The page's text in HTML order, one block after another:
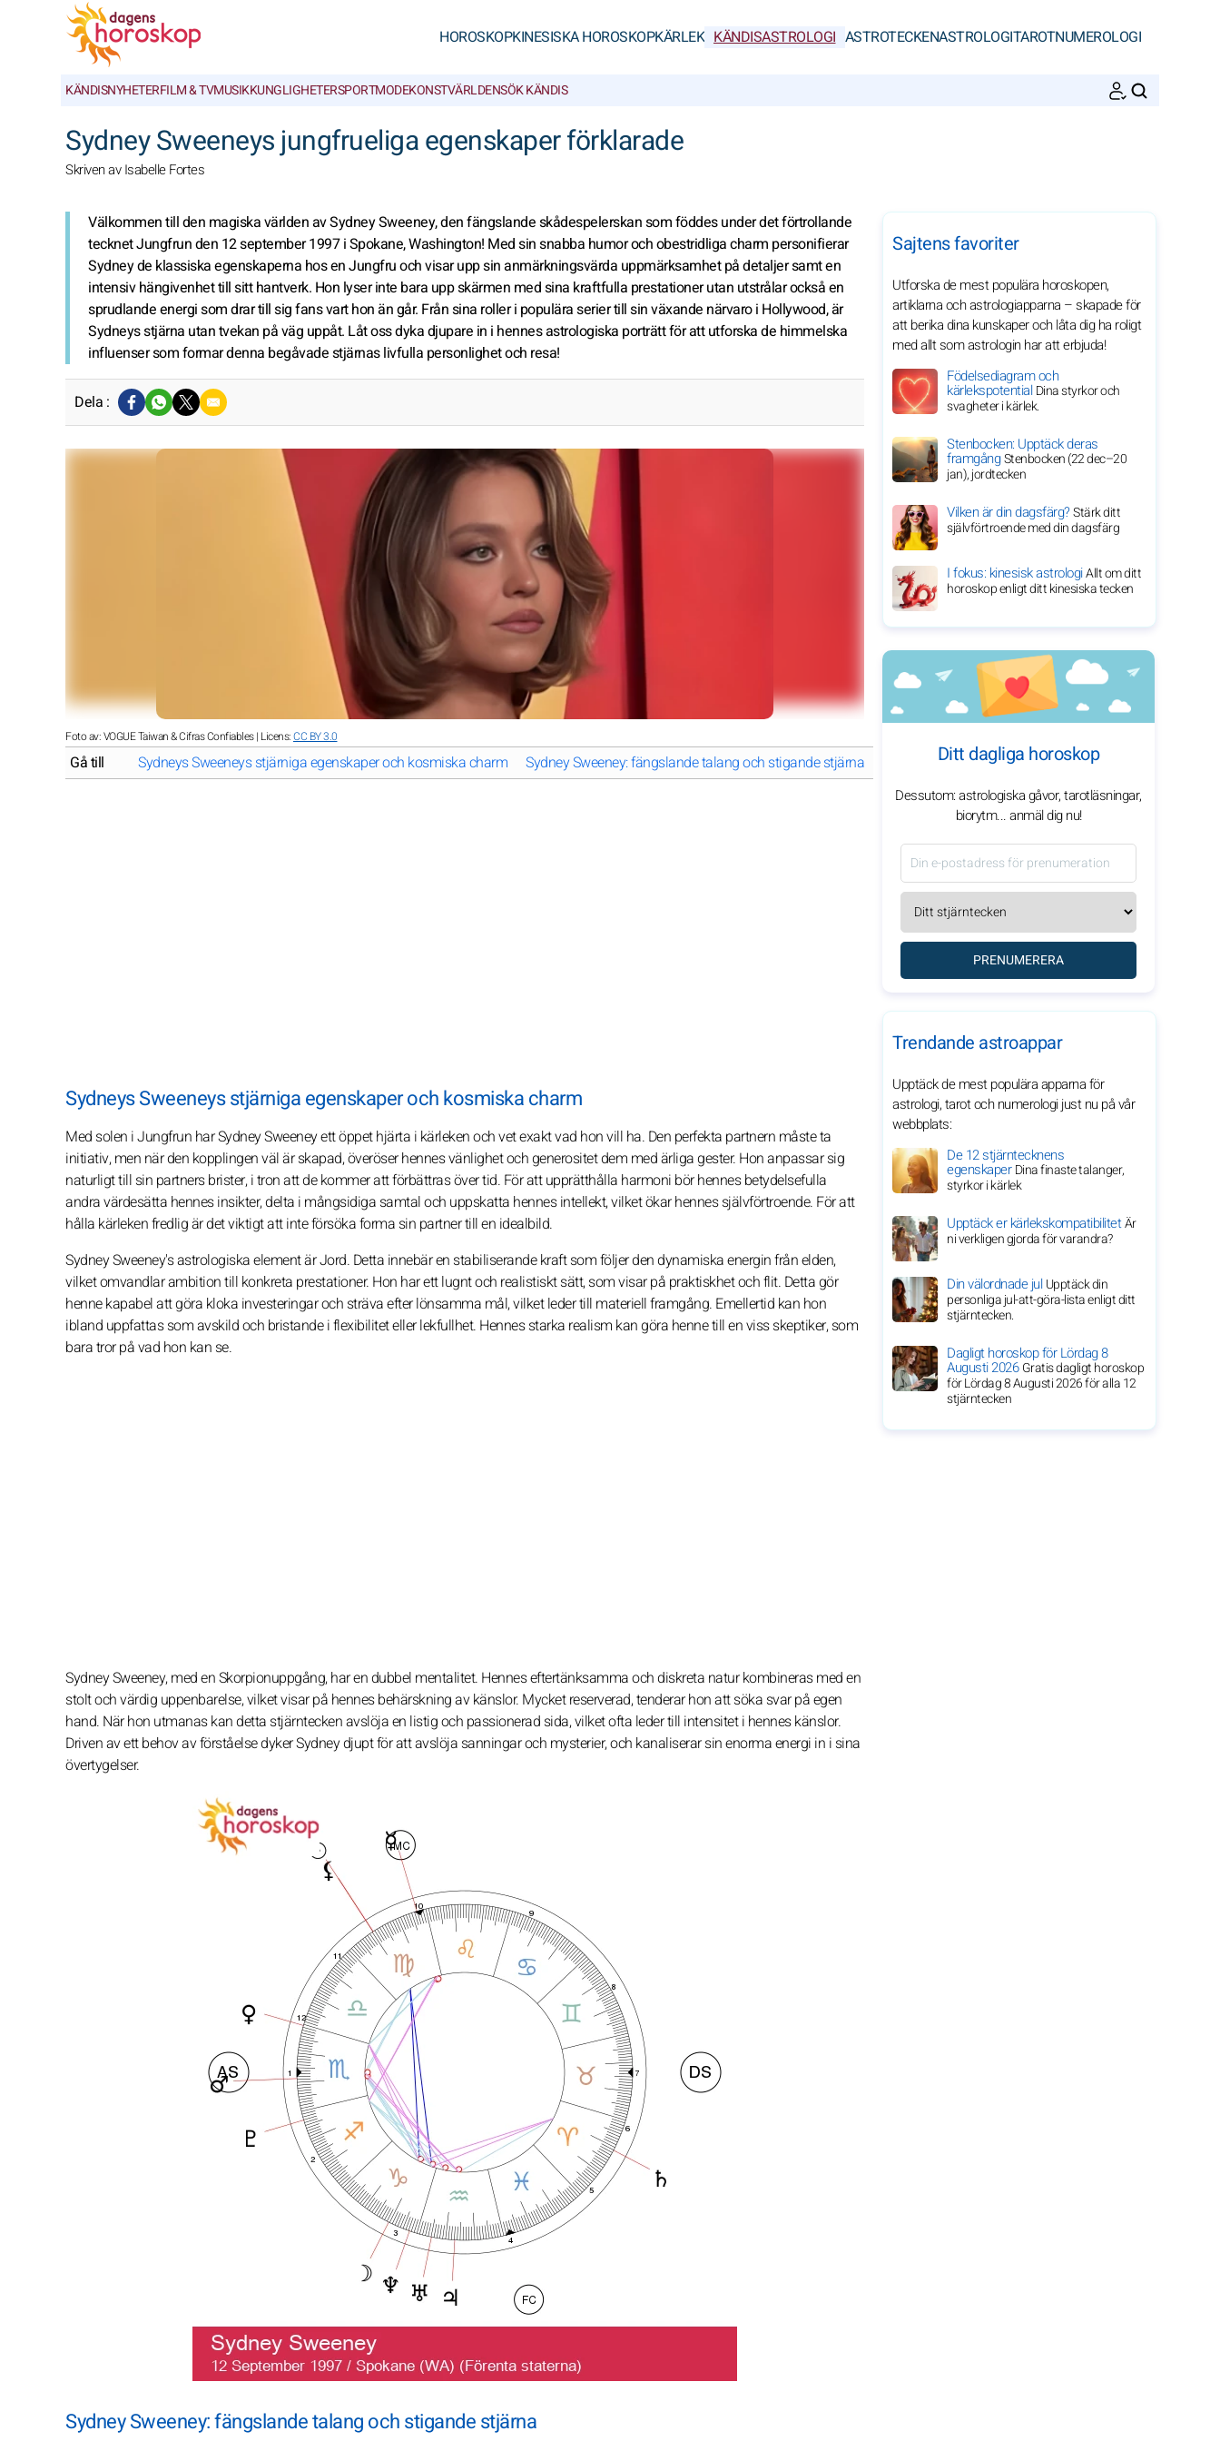
HOROSKOPKINESISKA HOROSKOPKÄRLEK KÄNDISASTROLOGI ASTROTECKENASTROLOGITAROTNUMEROLOGI
KÄNDISNYHETERFILM & TVMUSIKKUNGLIGHETERSPORTMODEKONSTVÄRLDENSÖK KÄNDIS
Sydney Sweeneys jungfrueliga egenskaper förklarade
Skriven av Isabelle Fortes
Välkommen till den magiska världen av Sydney Sweeney, den fängslande skådespelerskan som föddes under det förtrollande
tecknet Jungfrun den 12 september 1997 i Spokane, Washington! Med sin snabba humor och obestridliga charm personifierar
Sydney de klassiska egenskaperna hos en Jungfru och visar upp sin anmärkningsvärda uppmärksamhet på detaljer samt en
intensiv hängivenhet till sitt hantverk. Hon lyser inte bara upp skärmen med sina kraftfulla prestationer utan utstrålar också en
sprudlande energi som drar till sig fans vart hon än går. Från sina roller i populära serier till sin växande närvaro i Hollywood, är
Sydneys stjärna utan tvekan på väg uppåt. Låt oss dyka djupare in i hennes astrologiska porträtt för att utforska de himmelska
influenser som formar denna begåvade stjärnas livfulla personlighet och resa!
Dela :
Foto av: VOGUE Taiwan & Cifras Confiables | Licens:CC BY 3.0
Gå till Sydneys Sweeneys stjärniga egenskaper och kosmiska charm Sydney Sweeney: fängslande talang och stigande stjärna Sydney Sweeney: en växande stjärna i Hollywood
Sydneys Sweeneys stjärniga egenskaper och kosmiska charm
Med solen i Jungfrun har Sydney Sweeney ett öppet hjärta i kärleken och vet exakt vad hon vill ha. Den perfekta partnern måste ta
initiativ, men när den kopplingen väl är skapad, överöser hennes vänlighet och generositet dem med ärliga gester. Hon anpassar sig
naturligt till sin partners brister, i tron att de kommer att förbättras över tid. För att upprätthålla harmoni bör hennes betydelsefulla
andra värdesätta hennes insikter, delta i mångsidiga samtal och uppskatta hennes intellekt, vilket ökar hennes självförtroende. För att
hålla kärleken fredlig är det viktigt att inte försöka forma sin partner till en idealbild.
Sydney Sweeney's astrologiska element är Jord. Detta innebär en stabiliserande kraft som följer den dynamiska energin från elden,
vilket omvandlar ambition till konkreta prestationer. Hon har ett lugnt och realistiskt sätt, som visar på praktiskhet och flit. Detta gör
henne kapabel att göra kloka investeringar och sträva efter lönsamma mål, vilket leder till materiell framgång. Emellertid kan hon
ibland uppfattas som avskild och bristande i flexibilitet eller lekfullhet. Hennes starka realism kan göra henne till en viss skeptiker, som
bara tror på vad hon kan se.
Sydney Sweeney, med en Skorpionuppgång, har en dubbel mentalitet. Hennes eftertänksamma och diskreta natur kombineras med en
stolt och värdig uppenbarelse, vilket visar på hennes behärskning av känslor. Mycket reserverad, tenderar hon att söka svar på egen
hand. När hon utmanas kan detta stjärntecken avslöja en listig och passionerad sida, vilket ofta leder till intensitet i hennes känslor.
Driven av ett behov av förståelse dyker Sydney djupt för att avslöja sanningar och mysterier, och kanaliserar sin enorma energi in i sina
övertygelser.
Sydney Sweeney: fängslande talang och stigande stjärna
Sajtens favoriter
Utforska de mest populära horoskopen,
artiklarna och astrologiapparna – skapade för
att berika dina kunskaper och låta dig ha roligt
med allt som astrologin har att erbjuda!
Födelsediagram och
kärlekspotentialDina styrkor och
svagheter i kärlek.
Stenbocken: Upptäck deras
framgångStenbocken (22 dec–20
jan), jordtecken
Vilken är din dagsfärg?Stärk ditt
självförtroende med din dagsfärg
I fokus: kinesisk astrologiAllt om ditt
horoskop enligt ditt kinesiska tecken
Ditt dagliga horoskop
Dessutom: astrologiska gåvor, tarotläsningar,
biorytm... anmäl dig nu!
PRENUMERERA
Trendande astroappar
Upptäck de mest populära apparna för
astrologi, tarot och numerologi just nu på vår
webbplats:
De 12 stjärntecknens
egenskaperDina finaste talanger,
styrkor i kärlek
Upptäck er kärlekskompatibilitetÄr
ni verkligen gjorda för varandra?
Din välordnade julUpptäck din
personliga jul-att-göra-lista enligt ditt
stjärntecken.
Dagligt horoskop för Lördag 8
Augusti 2026Gratis dagligt horoskop
för Lördag 8 Augusti 2026 för alla 12
stjärntecken